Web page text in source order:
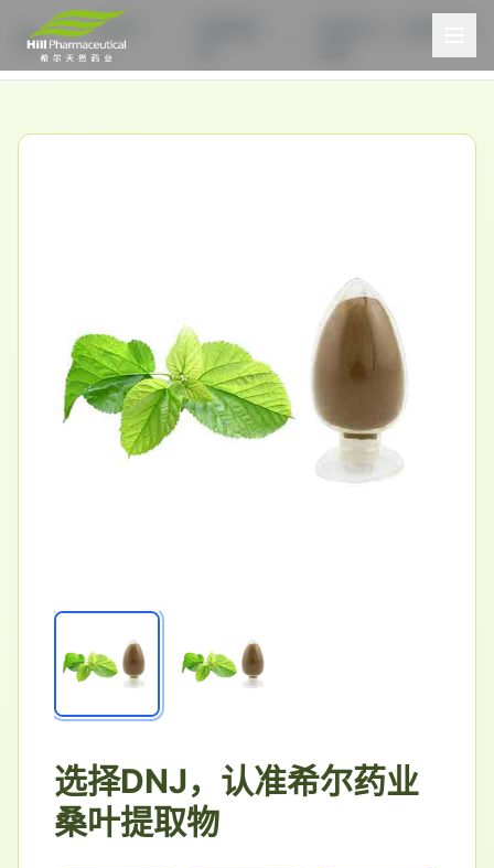
首页
产品中
心
选择DNJ，认准希尔药业
桑叶提取物